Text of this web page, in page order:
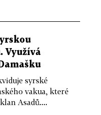
Využívá
syrské
vakua, které
Asadů....